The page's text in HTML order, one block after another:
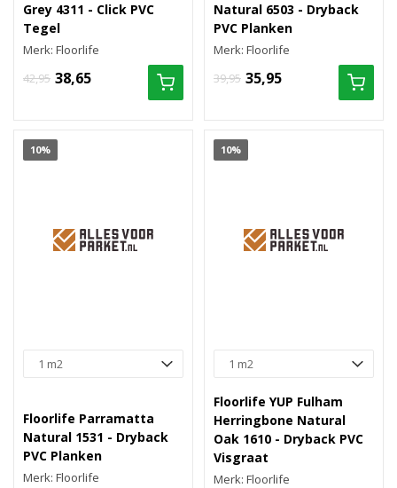
Grey 4311 - Click PVC
Tegel
Merk: Floorlife
42,95 38,65
Natural 6503 - Dryback
PVC Planken
Merk: Floorlife
39,95 35,95
10%
Floorlife Parramatta
Natural 1531 - Dryback
PVC Planken
Merk: Floorlife
10%
Floorlife YUP Fulham
Herringbone Natural
Oak 1610 - Dryback PVC
Visgraat
Merk: Floorlife